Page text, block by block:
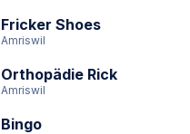
Fricker Shoes
Amriswil
Orthopädie Rick
Amriswil
Bingo